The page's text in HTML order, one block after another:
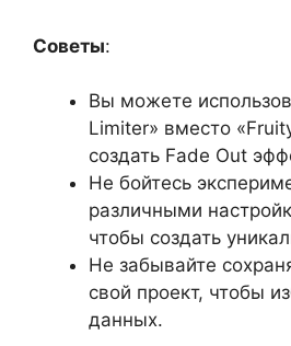
Советы:
Вы можете
Limiter» вместо
создать Fade Out
Не бойтесь
различными
чтобы создать
Не забывайте
свой проект, чтобы
данных.